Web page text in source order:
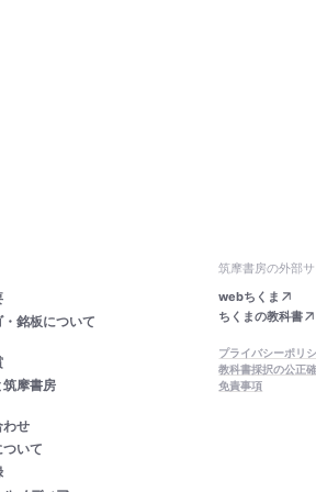
銘板について
摩書房
わせ
いて
筑摩書房の外部サ
webちくま
ちくまの教科書
プライバシーポリ
教科書採択の公正
免責事項